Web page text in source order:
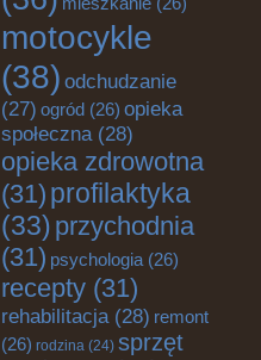
motocykle
(38) odchudzanie
(27) ogród (26) opieka
społeczna(28)
opieka zdrowotna
(31) profilaktyka
(33) przychodnia
(31) psychologia (26)
recepty (31)
rehabilitacja(28) remont
(26) rodzina (24) sprzęt